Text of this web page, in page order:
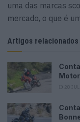
uma das marcas
mercado, o que é
Artigos relacionados